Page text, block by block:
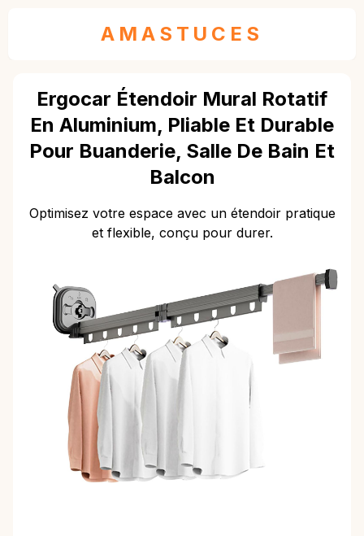
AMASTUCES
Ergocar Étendoir Mural Rotatif
En Aluminium, Pliable Et Durable
Pour Buanderie, Salle De Bain Et
Balcon
Optimisez votre espace avec un étendoir pratique
et flexible, conçu pour durer.